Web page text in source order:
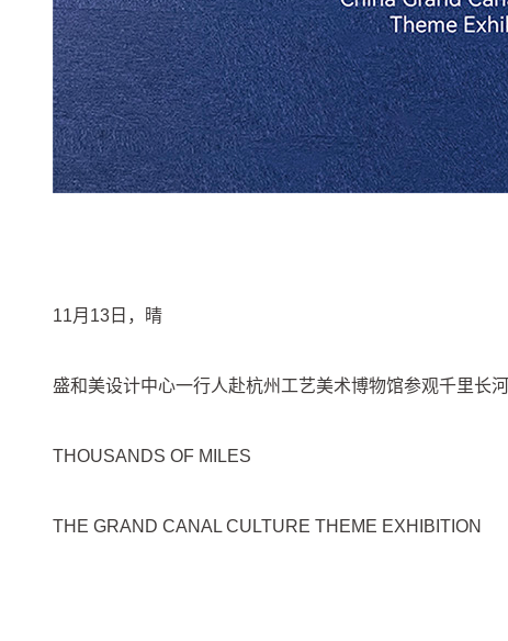
11月13日，晴
盛和美设计中心一行人赴杭州工艺美术博物馆参观千里长
THOUSANDS OF MILES
THE GRAND CANAL CULTURE THEME EXHIBITION